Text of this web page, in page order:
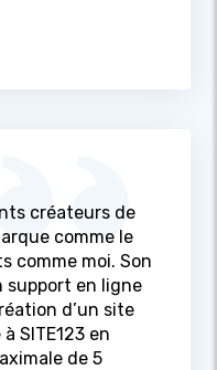
créateurs de
comme le
comme moi. Son
support en ligne
d’un site
SITE123 en
de 5